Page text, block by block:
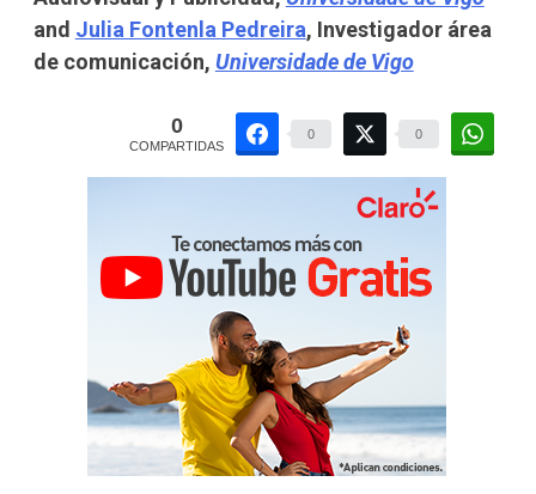
and Julia Fontenla Pedreira, Investigador área
de comunicación, Universidade de Vigo
0
COMPARTIDAS
0 0